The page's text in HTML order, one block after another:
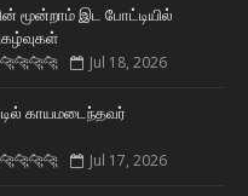
மூன்றாம் இட போட்டியில்
Jul 18, 2026
காயமடைந்தவர்
Jul 17, 2026